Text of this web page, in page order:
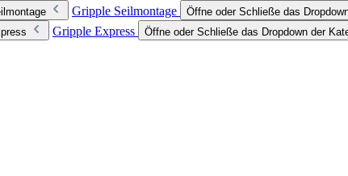
Gripple Seilmontage
Öffne oder Schließe das
Gripple Express Öffne oder Schließe das Dropdown der